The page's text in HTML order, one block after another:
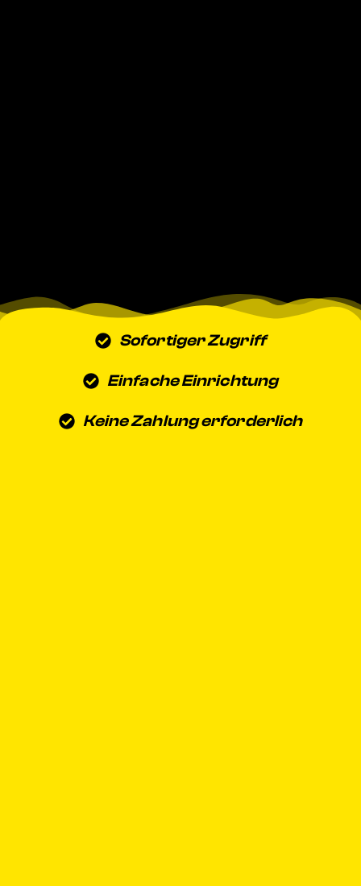
Sofortiger Zugriff
Einfache Einrichtung
Keine Zahlung erforderlich